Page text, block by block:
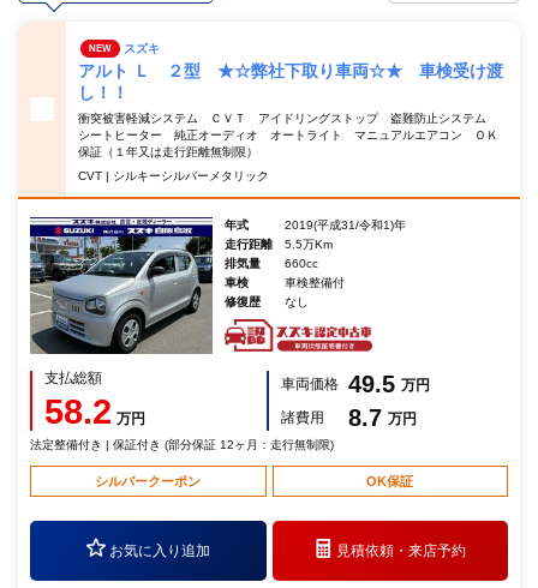
NEW スズキ
アルト Ｌ ２型 ★☆弊社下取り車両☆★ 車検受け渡
し！！
衝突被害軽減システム ＣＶＴ アイドリングストップ 盗難防止システム
シートヒーター 純正オーディオ オートライト マニュアルエアコン ＯＫ
保証（１年又は走行距離無制限）
CVT | シルキーシルバーメタリック
年式
2019(平成31/令和1)年
走行距離
5.5万Km
排気量
660cc
車検
車検整備付
修復歴
なし
支払総額
58.2 万円
車両価格 49.5 万円
諸費用
8.7 万円
法定整備付き | 保証付き (部分保証 12ヶ月：走行無制限)
シルバークーポン OK保証
お気に入り追加 見積依頼・来店予約